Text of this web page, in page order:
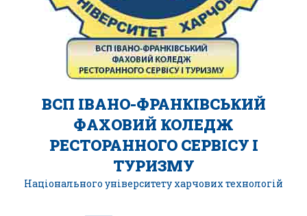
ВСП ІВАНО-ФРАНКІВСЬКИЙ
ФАХОВИЙ КОЛЕДЖ
РЕСТОРАННОГО СЕРВІСУ І
ТУРИЗМУ
Національного університету харчових технологій